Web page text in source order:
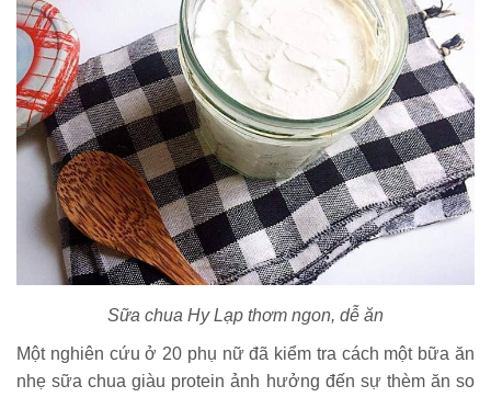
Sữa chua Hy Lạp thơm ngon, dễ ăn
Một nghiên cứu ở 20 phụ nữ đã kiểm tra cách một bữa ăn
nhẹ sữa chua giàu protein ảnh hưởng đến sự thèm ăn so